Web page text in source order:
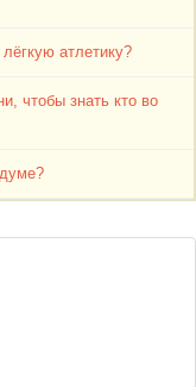
атлетику?
чтобы знать кто во